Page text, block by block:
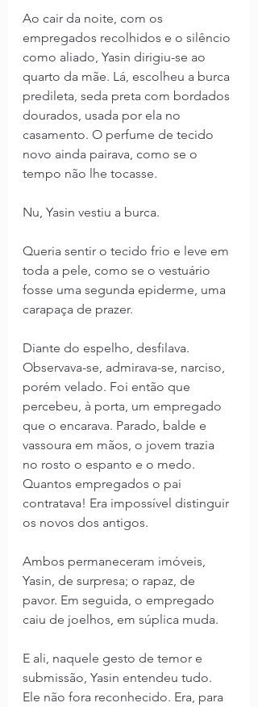
Ao cair da noite, com os
empregados recolhidos e o silêncio
como aliado, Yasin dirigiu-se ao
quarto da mãe. Lá, escolheu a burca
predileta, seda preta com bordados
dourados, usada por ela no
casamento. O perfume de tecido
novo ainda pairava, como se o
tempo não lhe tocasse.
Nu, Yasin vestiu a burca.
Queria sentir o tecido frio e leve em
toda a pele, como se o vestuário
fosse uma segunda epiderme, uma
carapaça de prazer.
Diante do espelho, desfilava.
Observava-se, admirava-se, narciso,
porém velado. Foi então que
percebeu, à porta, um empregado
que o encarava. Parado, balde e
vassoura em mãos, o jovem trazia
no rosto o espanto e o medo.
Quantos empregados o pai
contratava! Era impossível distinguir
os novos dos antigos.
Ambos permaneceram imóveis,
Yasin, de surpresa; o rapaz, de
pavor. Em seguida, o empregado
caiu de joelhos, em súplica muda.
E ali, naquele gesto de temor e
submissão, Yasin entendeu tudo.
Ele não fora reconhecido. Era, para